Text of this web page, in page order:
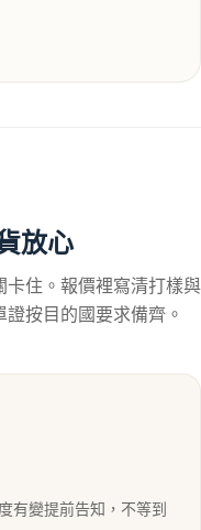
放心
卡住。報價裡寫清打樣與
按目的國要求備齊。
有變提前告知，不等到